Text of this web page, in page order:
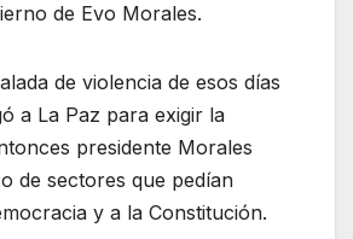
de Evo Morales.
de violencia de esos días
a La Paz para exigir la
presidente Morales
de sectores que pedían
y a la Constitución.